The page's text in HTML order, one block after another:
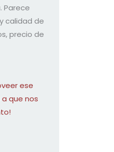
Parece
calidad de
precio de
ese
que nos